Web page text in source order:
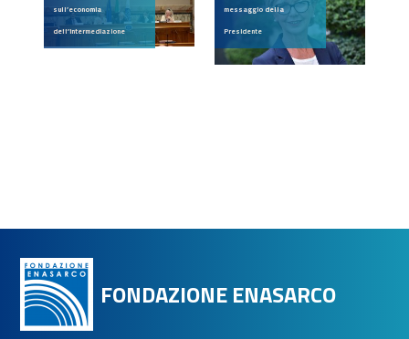
sull’economia
dell’intermediazione
messaggio della
Presidente
FONDAZIONE ENASARCO